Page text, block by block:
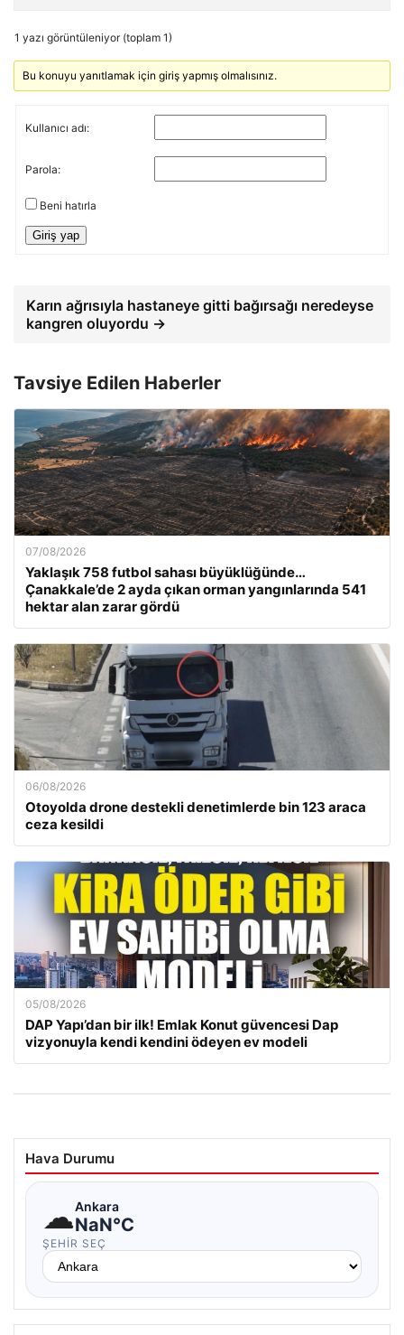
1 yazı görüntüleniyor (toplam 1)
Bu konuyu yanıtlamak için giriş yapmış olmalısınız.
Kullanıcı adı:
Parola:
Beni hatırla
Giriş yap
Karın ağrısıyla hastaneye gitti bağırsağı neredeyse
kangren oluyordu →
Tavsiye Edilen Haberler
07/08/2026
Yaklaşık 758 futbol sahası büyüklüğünde…
Çanakkale’de 2 ayda çıkan orman yangınlarında 541
hektar alan zarar gördü
06/08/2026
Otoyolda drone destekli denetimlerde bin 123 araca
ceza kesildi
05/08/2026
DAP Yapı’dan bir ilk! Emlak Konut güvencesi Dap
vizyonuyla kendi kendini ödeyen ev modeli
Hava Durumu
☁Ankara
NaN°C
ŞEHIR SEÇ